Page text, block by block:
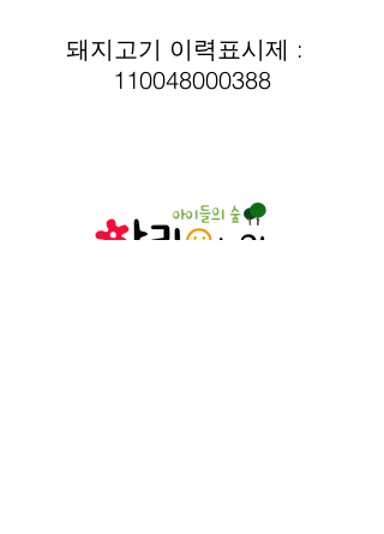
돼지고기 이력표시제 :
110048000388